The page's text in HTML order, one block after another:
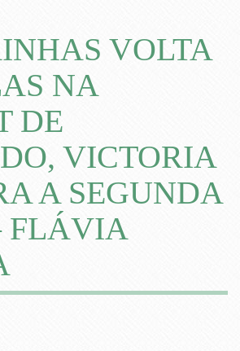
VOLTA
NA
DE
VICTORIA
A SEGUNDA
FLÁVIA